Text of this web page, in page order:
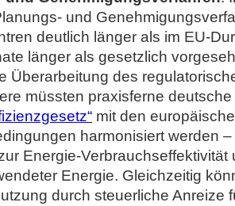
und
deutlich länger als im EU-
länger als gesetzlich
Überarbeitung des
müssten praxisferne
mit den
harmonisiert werden
Energie-Verbrauchseffektivität
Energie. Gleichzeitig
durch steuerliche Anreize